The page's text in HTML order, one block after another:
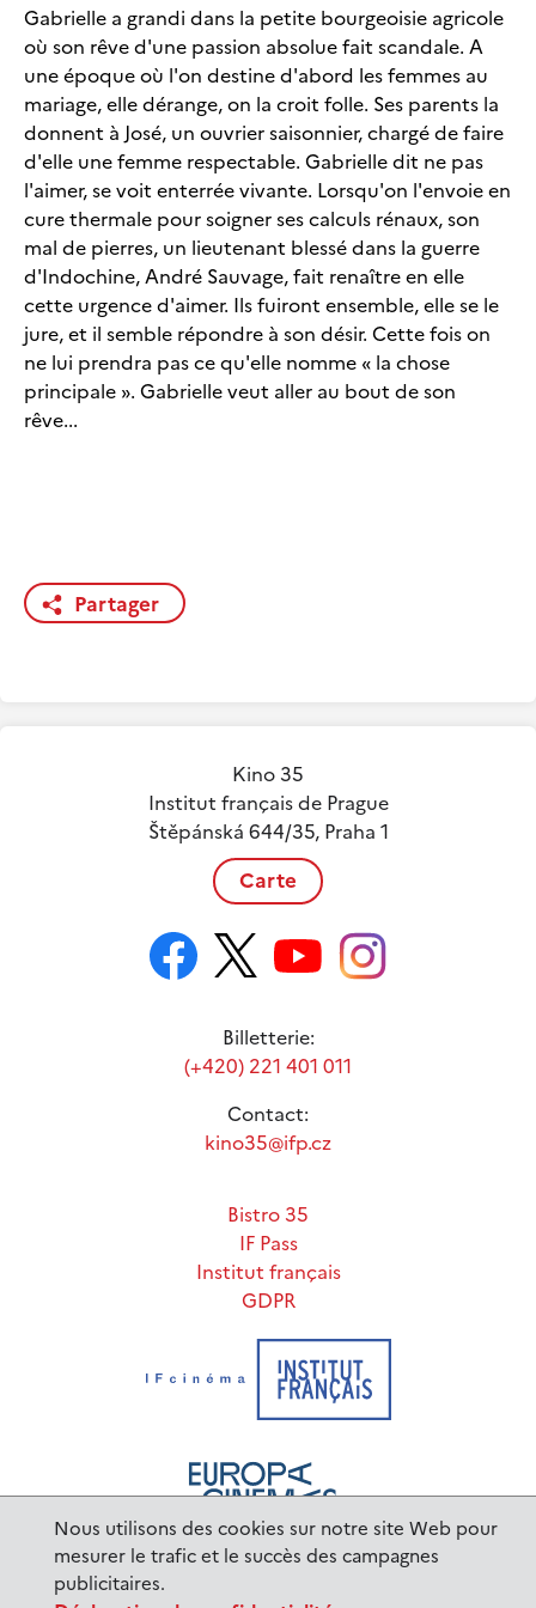
Nous utilisons des cookies sur notre site Web pour
mesurer le trafic et le succès des campagnes
publicitaires.
Gabrielle a grandi dans la petite bourgeoisie agricole
où son rêve d'une passion absolue fait scandale. A
une époque où l'on destine d'abord les femmes au
mariage, elle dérange, on la croit folle. Ses parents la
donnent à José, un ouvrier saisonnier, chargé de faire
d'elle une femme respectable. Gabrielle dit ne pas
l'aimer, se voit enterrée vivante. Lorsqu'on l'envoie en
cure thermale pour soigner ses calculs rénaux, son
mal de pierres, un lieutenant blessé dans la guerre
d'Indochine, André Sauvage, fait renaître en elle
cette urgence d'aimer. Ils fuiront ensemble, elle se le
jure, et il semble répondre à son désir. Cette fois on
ne lui prendra pas ce qu'elle nomme « la chose
principale ». Gabrielle veut aller au bout de son
rêve...
Partager
Kino 35
Institut français de Prague
Štěpánská 644/35, Praha 1
Carte
Billetterie:
(+420) 221 401 011
Contact:
kino35@ifp.cz
Bistro 35
IF Pass
Institut français
GDPR